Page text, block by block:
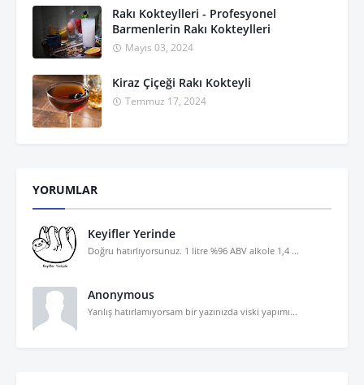
Rakı Kokteylleri - Profesyonel
Barmenlerin Rakı Kokteylleri
Mayıs 03, 2024
Kiraz Çiçeği Rakı Kokteyli
Temmuz 17, 2024
YORUMLAR
Keyifler Yerinde
Doğru hatırlıyorsunuz. 1 litre %96 ABV alkole 1,4 ...
Anonymous
Yanlış hatırlamıyorsam bir yazınızda viski yapımı...